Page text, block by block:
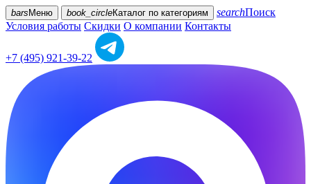
bars Меню book_circleКаталог по категориям searchПоиск
Условия работы Скидки О компании Контакты
+7 (495) 921-39-22